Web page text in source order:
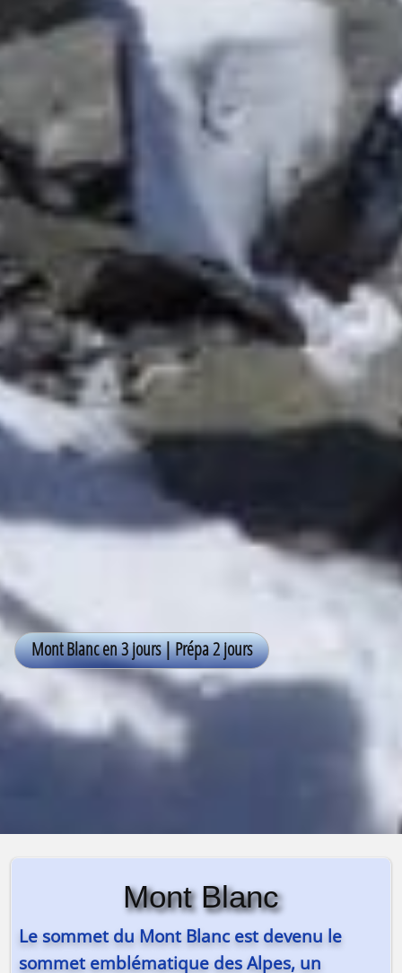
Mont Blanc
Lesommet du Mont Blancest devenu le
sommet emblématique des Alpes, un